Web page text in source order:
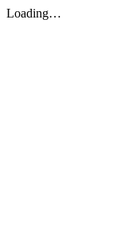
Loading…